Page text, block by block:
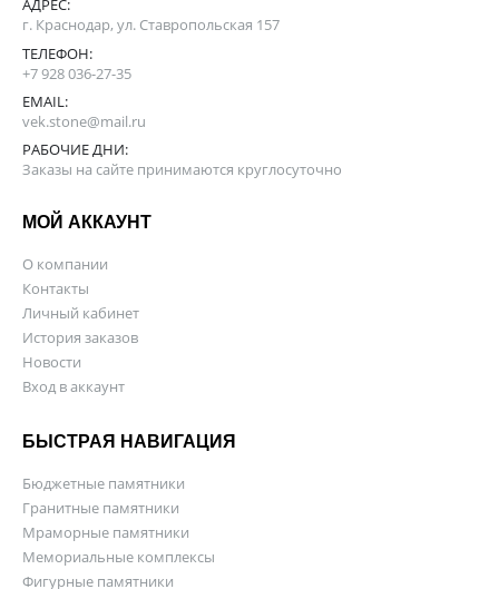
АДРЕС:
г. Краснодар, ул. Ставропольская 157
ТЕЛЕФОН:
+7 928 036-27-35
EMAIL:
vek.stone@mail.ru
РАБОЧИЕ ДНИ:
Заказы на сайте принимаются круглосуточно
МОЙ АККАУНТ
О компании
Контакты
Личный кабинет
История заказов
Новости
Вход в аккаунт
БЫСТРАЯ НАВИГАЦИЯ
Бюджетные памятники
Гранитные памятники
Мраморные памятники
Мемориальные комплексы
Фигурные памятники